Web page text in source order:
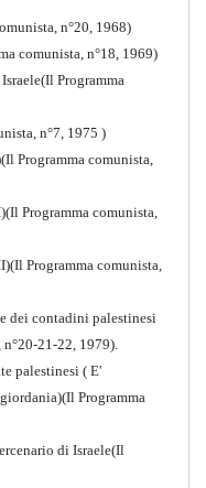
n°20, 1968)
comunista, n°18, 1969)
Programma
n°7, 1975 )
Programma comunista,
Programma comunista,
Programma comunista,
dei contadini palestinesi
21-22, 1979).
palestinesi ( E'
Programma
di Israele(Il